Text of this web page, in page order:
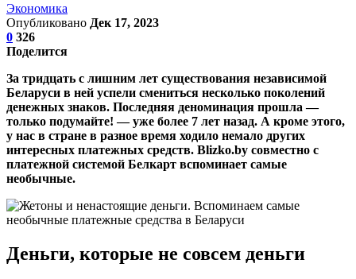
Экономика
Опубликовано Дек 17, 2023
0 326
Поделится
За тридцать с лишним лет существования независимой
Беларуси в ней успели смениться несколько поколений
денежных знаков. Последняя деноминация прошла —
только подумайте! — уже более 7 лет назад. А кроме этого,
у нас в стране в разное время ходило немало других
интересных платежных средств. Blizko.by совместно с
платежной системой Белкарт вспоминает самые
необычные.
Деньги, которые не совсем деньги